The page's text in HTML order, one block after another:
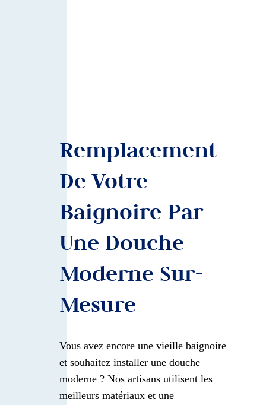
Remplacement
De Votre
Baignoire Par
Une Douche
Moderne Sur-
MesUre
Vous avez encore une vieille baignoire
et souhaitez installer une douche
moderne ? Nos artisans utilisent les
meilleurs matériaux et une